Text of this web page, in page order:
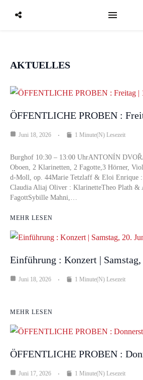
AKTUELLES
ÖFFENTLICHE PROBEN :
Juni 18, 2026 1 Minute(n) Lesezeit
Burghof 10:30 – 13:00 UhrANTONÍN
Oboen, 2 Klarinetten, 2 Fagotte,3 Hörner,
d-Moll, op. 44Marie Tetzlaff & Eloi Enrique
Claudia Aliaj Oliver : KlarinetteTheo Plath &
FagottSybille Mahni,…
MEHR LESEN
Einführung : Konzert | Samstag,
Juni 18, 2026 1 Minute(n) Lesezeit
MEHR LESEN
ÖFFENTLICHE PROBEN :
Juni 17, 2026 1 Minute(n) Lesezeit